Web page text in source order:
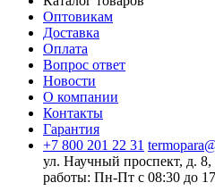
Оптовикам
Доставка
Оплата
Вопрос ответ
Новости
О компании
Контакты
Гарантия
+7 800 201 22 31
ул. Научный проспект, д. 8,
работы: Пн‑Пт с 08:30 до